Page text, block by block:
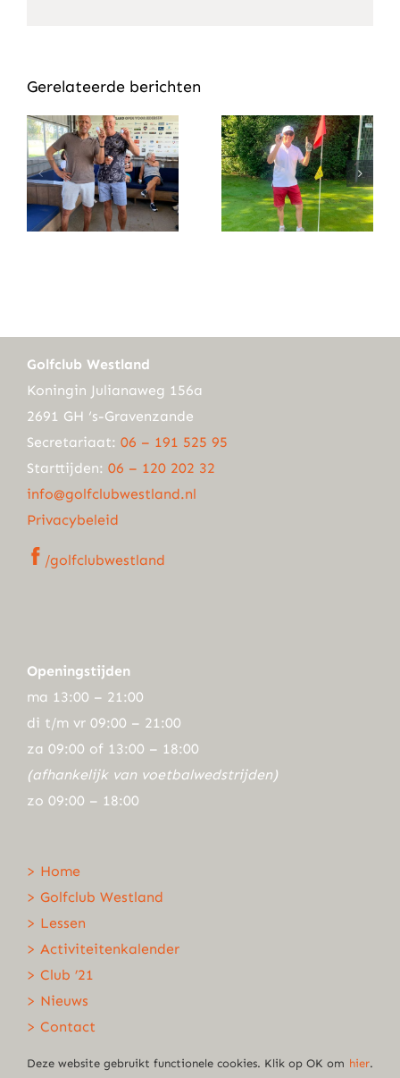
Gerelateerde berichten
Golfclub Westland
Koningin Julianaweg 156a
2691 GH ‘s-Gravenzande
Secretariaat: 06 – 191 525 95
Starttijden: 06 – 120 202 32
info@golfclubwestland.nl
Privacybeleid
/golfclubwestland
Openingstijden
ma 13:00 – 21:00
di t/m vr 09:00 – 21:00
za 09:00 of 13:00 – 18:00
(afhankelijk van voetbalwedstrijden)
zo 09:00 – 18:00
> Home
> Golfclub Westland
> Lessen
> Activiteitenkalender
> Club ’21
> Nieuws
> Contact
Deze website gebruikt functionele cookies. Klik op OK om hier.